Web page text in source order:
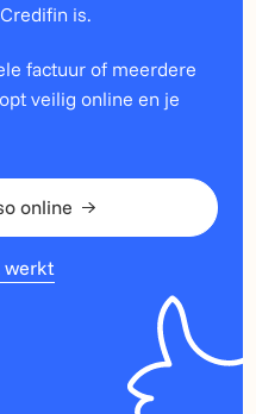
is.
factuur of meerdere
veilig online en je
online
werkt